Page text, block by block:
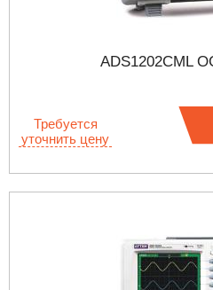
ADS1202CML
Требуется
уточнить цену